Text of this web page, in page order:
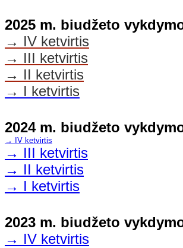
2025 m. biudžeto
→ IV ketvirtis
→ III ketvirtis
→ II ketvirtis
→ I ketvirtis
2024 m. biudžeto
→ IV ketvirtis
→ III ketvirtis
→ II ketvirtis
→ I ketvirtis
2023 m. biudžeto
→ IV ketvirtis